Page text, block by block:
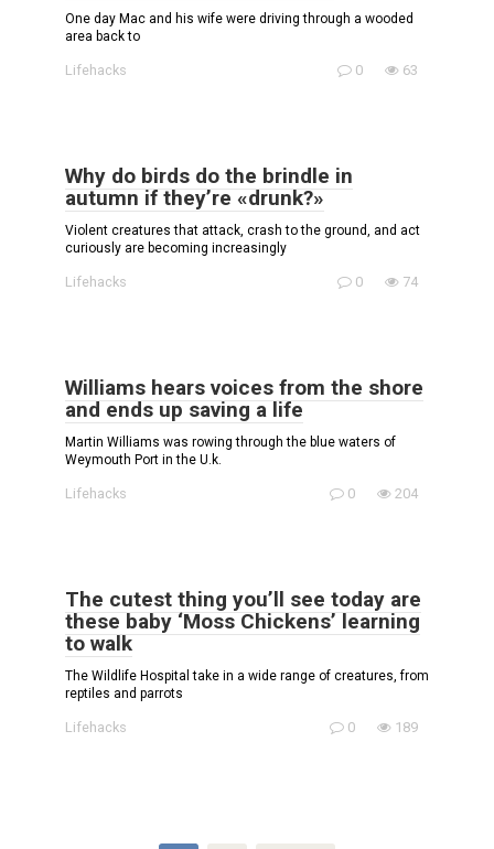
One day Mac and his wife were driving through a wooded
area back to
Lifehacks 0 63
Why do birds do the brindle in
autumn if they’re «drunk?»
Violent creatures that attack, crash to the ground, and act
curiously are becoming increasingly
Lifehacks 0 74
Williams hears voices from the shore
and ends up saving a life
Martin Williams was rowing through the blue waters of
Weymouth Port in the U.k.
Lifehacks 0 204
The cutest thing you’ll see today are
these baby ‘Moss Chickens’ learning
to walk
The Wildlife Hospital take in a wide range of creatures, from
reptiles and parrots
Lifehacks 0 189